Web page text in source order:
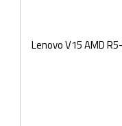
Lenovo V15 AMD